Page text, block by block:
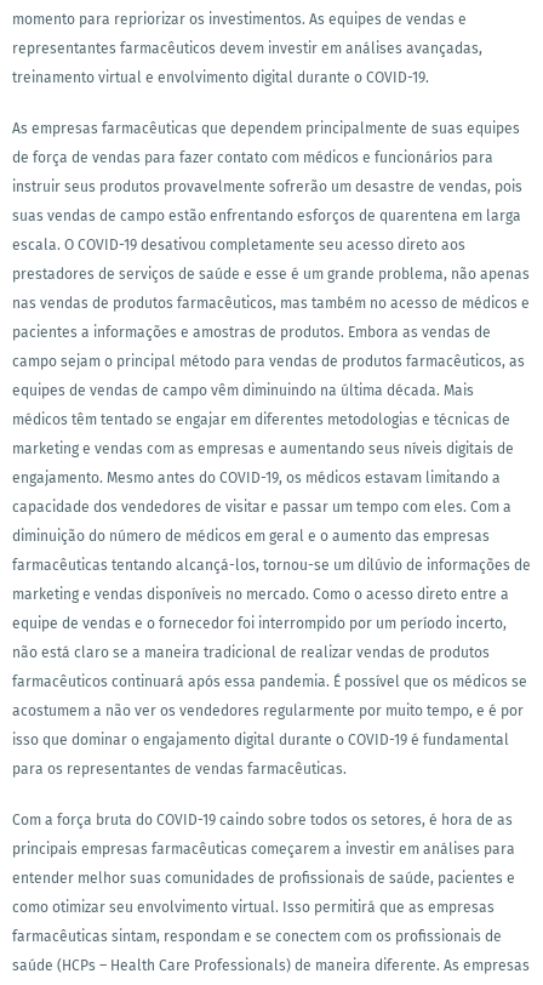
momento para repriorizar os investimentos. As equipes de vendas e
representantes farmacêuticos devem investir em análises avançadas,
treinamento virtual e envolvimento digital durante o COVID-19.
As empresas farmacêuticas que dependem principalmente de suas equipes
de força de vendas para fazer contato com médicos e funcionários para
instruir seus produtos provavelmente sofrerão um desastre de vendas, pois
suas vendas de campo estão enfrentando esforços de quarentena em larga
escala. O COVID-19 desativou completamente seu acesso direto aos
prestadores de serviços de saúde e esse é um grande problema, não apenas
nas vendas de produtos farmacêuticos, mas também no acesso de médicos e
pacientes a informações e amostras de produtos. Embora as vendas de
campo sejam o principal método para vendas de produtos farmacêuticos, as
equipes de vendas de campo vêm diminuindo na última década. Mais
médicos têm tentado se engajar em diferentes metodologias e técnicas de
marketing e vendas com as empresas e aumentando seus níveis digitais de
engajamento. Mesmo antes do COVID-19, os médicos estavam limitando a
capacidade dos vendedores de visitar e passar um tempo com eles. Com a
diminuição do número de médicos em geral e o aumento das empresas
farmacêuticas tentando alcançá-los, tornou-se um dilúvio de informações de
marketing e vendas disponíveis no mercado. Como o acesso direto entre a
equipe de vendas e o fornecedor foi interrompido por um período incerto,
não está claro se a maneira tradicional de realizar vendas de produtos
farmacêuticos continuará após essa pandemia. É possível que os médicos se
acostumem a não ver os vendedores regularmente por muito tempo, e é por
isso que dominar o engajamento digital durante o COVID-19 é fundamental
para os representantes de vendas farmacêuticas.
Com a força bruta do COVID-19 caindo sobre todos os setores, é hora de as
principais empresas farmacêuticas começarem a investir em análises para
entender melhor suas comunidades de profissionais de saúde, pacientes e
como otimizar seu envolvimento virtual. Isso permitirá que as empresas
farmacêuticas sintam, respondam e se conectem com os profissionais de
saúde (HCPs – Health Care Professionals) de maneira diferente. As empresas